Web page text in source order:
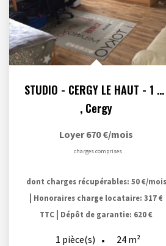
STUDIO - CERGY LE HAUT - 1 pièce(s) - 24.4 m2- Parking en...
, Cergy
Loyer 670 €/mois
charges comprises
dont charges récupérables: 50 €/mois
| Honoraires charge locataire: 317 €
TTC | Dépôt de garantie: 620 €
1 pièce(s) 24 m²